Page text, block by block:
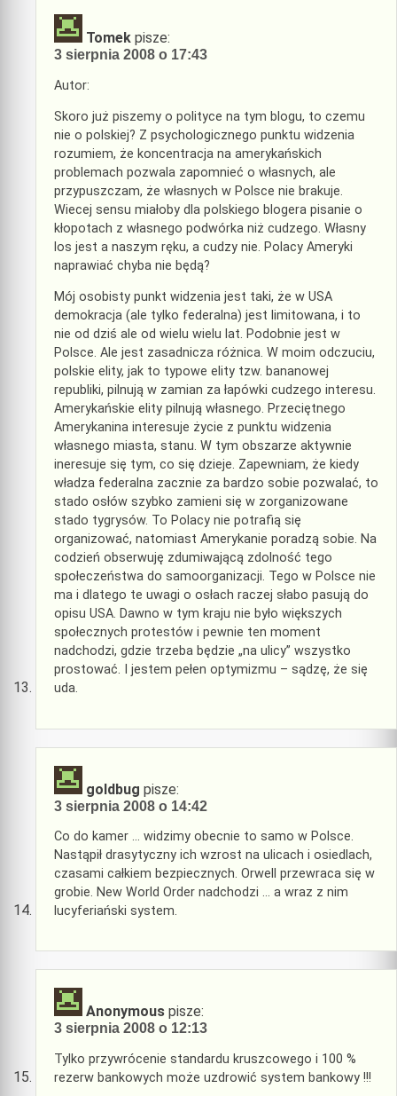
Tomek pisze:
3 sierpnia 2008 o 17:43
Autor:
Skoro już piszemy o polityce na tym blogu, to czemu
nie o polskiej? Z psychologicznego punktu widzenia
rozumiem, że koncentracja na amerykańskich
problemach pozwala zapomnieć o własnych, ale
przypuszczam, że własnych w Polsce nie brakuje.
Wiecej sensu miałoby dla polskiego blogera pisanie o
kłopotach z własnego podwórka niż cudzego. Własny
los jest a naszym ręku, a cudzy nie. Polacy Ameryki
naprawiać chyba nie będą?
Mój osobisty punkt widzenia jest taki, że w USA
demokracja (ale tylko federalna) jest limitowana, i to
nie od dziś ale od wielu wielu lat. Podobnie jest w
Polsce. Ale jest zasadnicza różnica. W moim odczuciu,
polskie elity, jak to typowe elity tzw. bananowej
republiki, pilnują w zamian za łapówki cudzego interesu.
Amerykańskie elity pilnują własnego. Przeciętnego
Amerykanina interesuje życie z punktu widzenia
własnego miasta, stanu. W tym obszarze aktywnie
ineresuje się tym, co się dzieje. Zapewniam, że kiedy
władza federalna zacznie za bardzo sobie pozwalać, to
stado osłów szybko zamieni się w zorganizowane
stado tygrysów. To Polacy nie potrafią się
organizować, natomiast Amerykanie poradzą sobie. Na
codzień obserwuję zdumiwającą zdolność tego
społeczeństwa do samoorganizacji. Tego w Polsce nie
ma i dlatego te uwagi o osłach raczej słabo pasują do
opisu USA. Dawno w tym kraju nie było większych
społecznych protestów i pewnie ten moment
nadchodzi, gdzie trzeba będzie „na ulicy” wszystko
prostować. I jestem pełen optymizmu – sądzę, że się
uda.
goldbug pisze:
3 sierpnia 2008 o 14:42
Co do kamer … widzimy obecnie to samo w Polsce.
Nastąpił drasytyczny ich wzrost na ulicach i osiedlach,
czasami całkiem bezpiecznych. Orwell przewraca się w
grobie. New World Order nadchodzi … a wraz z nim
lucyferiański system.
Anonymous pisze:
3 sierpnia 2008 o 12:13
Tylko przywrócenie standardu kruszcowego i 100 %
rezerw bankowych może uzdrowić system bankowy !!!